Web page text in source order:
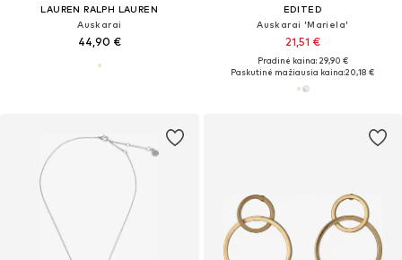
LAUREN RALPH LAUREN
Auskarai
44,90 €
EDITED
Auskarai 'Mariela'
21,51 €
Pradinė kaina: 29,90 €
Paskutinė mažiausia kaina:20,18 €